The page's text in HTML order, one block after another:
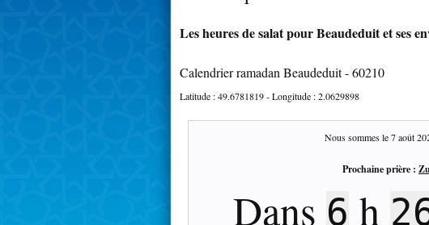
Les heures de salat pour Beaudeduit et ses
Calendrier ramadan Beaudeduit - 60210
Latitude :49.6781819- Longitude :2.0629898
Nous sommes le7 août
Prochaine prière :
Dans 6 h